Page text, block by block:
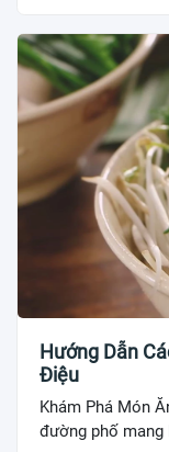
Hướng Dẫn
Điệu
Khám Phá Món
đường phố